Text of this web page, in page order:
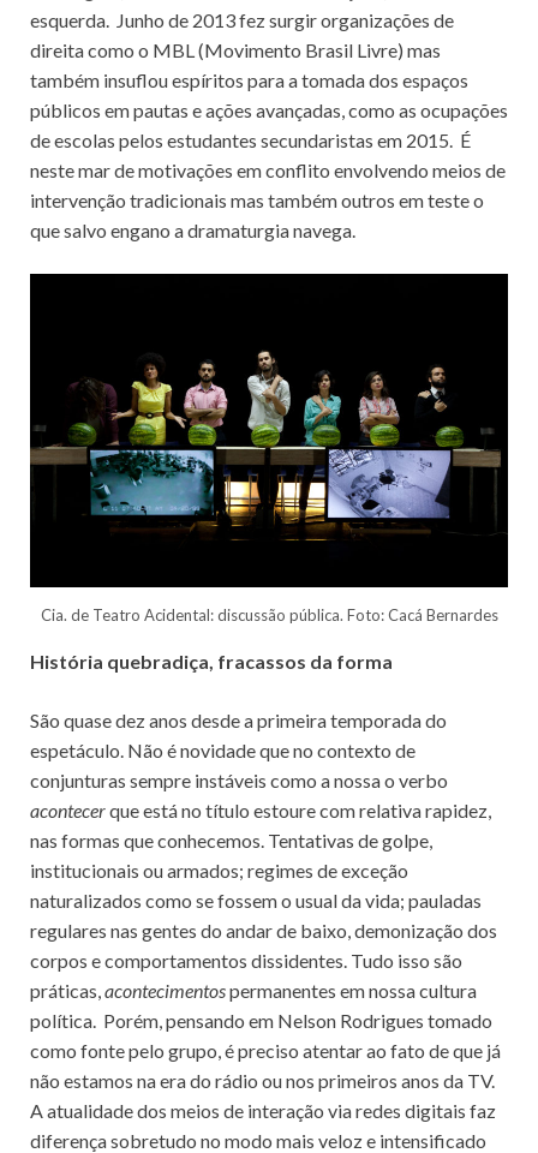
esquerda. Junho de 2013 fez surgir organizações de
direita como o MBL (Movimento Brasil Livre) mas
também insuflou espíritos para a tomada dos espaços
públicos em pautas e ações avançadas, como as ocupações
de escolas pelos estudantes secundaristas em 2015. É
neste mar de motivações em conflito envolvendo meios de
intervenção tradicionais mas também outros em teste o
que salvo engano a dramaturgia navega.
Cia. de Teatro Acidental: discussão pública. Foto: Cacá Bernardes
História quebradiça, fracassos da forma
São quase dez anos desde a primeira temporada do
espetáculo. Não é novidade que no contexto de
conjunturas sempre instáveis como a nossa o verbo
acontecerque está no título estoure com relativa rapidez,
nas formas que conhecemos. Tentativas de golpe,
institucionais ou armados; regimes de exceção
naturalizados como se fossem o usual da vida; pauladas
regulares nas gentes do andar de baixo, demonização dos
corpos e comportamentos dissidentes. Tudo isso são
práticas,acontecimentospermanentes em nossa cultura
política. Porém, pensando em Nelson Rodrigues tomado
como fonte pelo grupo, é preciso atentar ao fato de que já
não estamos na era do rádio ou nos primeiros anos da TV.
A atualidade dos meios de interação via redes digitais faz
diferença sobretudo no modo mais veloz e intensificado